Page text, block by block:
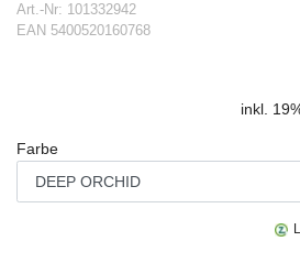
Art.-Nr: 101332942
EAN 5400520160768
inkl.
Farbe